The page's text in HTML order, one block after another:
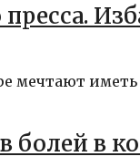
мечтают
болей в